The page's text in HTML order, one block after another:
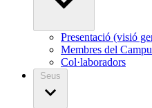
Presentació (visió
Membres del
Col·laboradors
Seus